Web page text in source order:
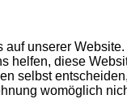
auf unserer
helfen, diese
selbst
womöglich